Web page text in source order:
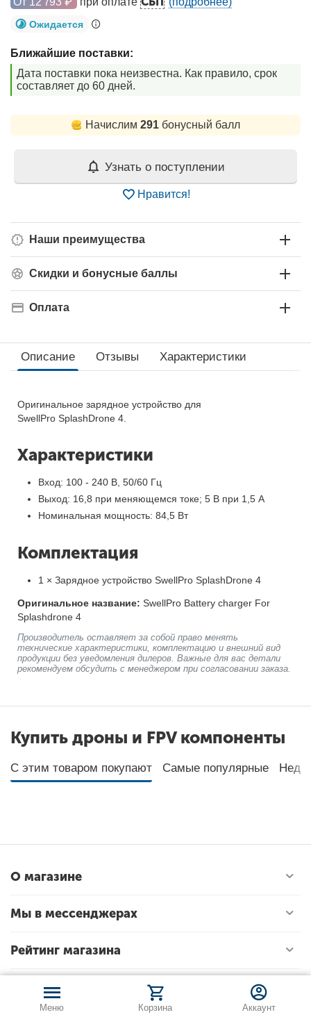
Ожидается
Ближайшие поставки:
Дата поставки пока неизвестна. Как правило, срок
составляет до 60 дней.
Начислим 291бонусный балл
Узнать о поступлении
Нравится!
Наши преимущества
Скидки и бонусные баллы
Оплата
Описание Отзывы Характеристики
Оригинальное зарядное устройство для
SwellPro SplashDrone 4.
Характеристики
Вход: 100 - 240 В, 50/60 Гц
Выход: 16,8 при меняющемся токе; 5 В при 1,5 А
Номинальная мощность: 84,5 Вт
Комплектация
1 × Зарядное устройство SwellPro SplashDrone 4
Оригинальное название: SwellPro Battery charger For
Splashdrone 4
Производитель оставляет за собой право менять
технические характеристики, комплектацию и внешний вид
продукции без уведомления дилеров. Важные для вас детали
рекомендуем обсудить с менеджером при согласовании заказа.
Купить дроны и FPV компоненты
С этим товаром покупают Самые популярные
О магазине
Мы в мессенджерах
Рейтинг магазина
Меню Корзина Аккаунт